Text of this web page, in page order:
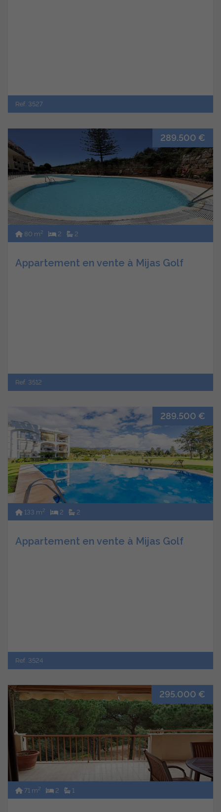
Ref. 3527
289.500 €
80 m2 2 2
Appartement en vente à Mijas Golf
Ref. 3512
289.500 €
133 m2 2 2
Appartement en vente à Mijas Golf
Ref. 3524
295.000 €
71 m2 2 1